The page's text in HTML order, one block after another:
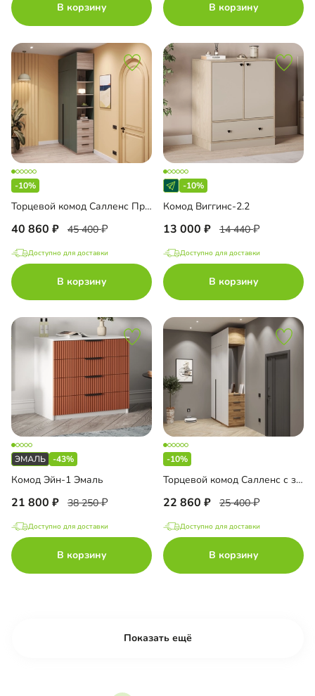
В корзину В корзину
-10%
Торцевой комод Салленс Премиум с полками и антресолью
40 860 45 400
Доступно для доставки
В корзину
-10%
Комод Виггинс-2.2
13 000 14 440
Доступно для доставки
В корзину
-43%
Комод Эйн-1 Эмаль
21 800 38 250
Доступно для доставки
В корзину
-10%
Торцевой комод Салленс с зеркалом и антресолью
22 860 25 400
Доступно для доставки
В корзину
Показать ещё